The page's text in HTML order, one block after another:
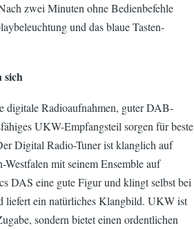
zwei Minuten ohne Bedienbefehle
und das blaue Tasten-
sich
digitale Radioaufnahmen, guter DAB-
UKW-Empfangsteil sorgen für beste
Digital Radio-Tuner ist klanglich auf
mit seinem Ensemble auf
DAS eine gute Figur und klingt selbst bei
liefert ein natürliches Klangbild. UKW ist
sondern bietet einen ordentlichen